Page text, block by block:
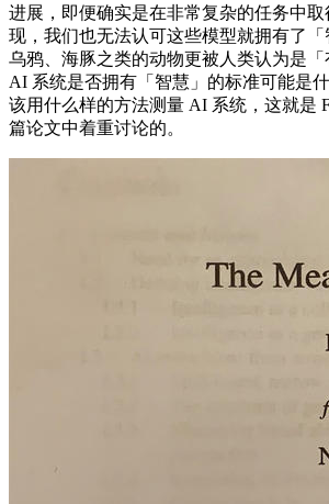
进展，即便确实是在非常复杂的任务中
现，我们也无法认可这些模型就拥有了「
乌鸦、海豚之类的动物更被人类认为是「
AI 系统是否拥有「智慧」的标准可能是
该用什么样的方法测量 AI 系统，这就是
篇论文中着重讨论的。